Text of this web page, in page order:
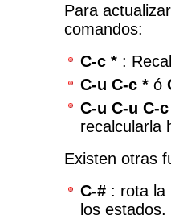
Para
comandos:
C-c * :
C-u C-c * ó
C-u C-u C-
recalcularla
Existen otras
C-# : rota la
los estados,